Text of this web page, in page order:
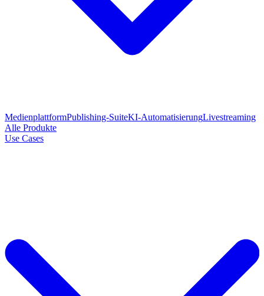
MedienplattformPublishing-SuiteKI-AutomatisierungLivestreaming
Alle Produkte
Use Cases